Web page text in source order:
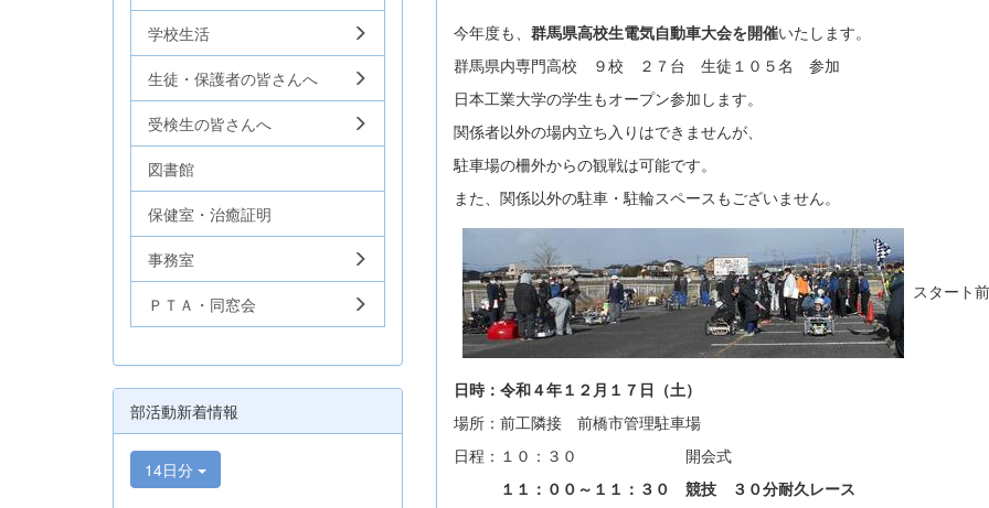
今年度も、 群馬県高校生電気自動車大会を開催いたします。
群馬県内専門高校 ９校 ２７台 生徒１０５名 参加
日本工業大学の学生もオープン参加します。
関係者以外の場内立ち入りはできませんが、
駐車場の柵外からの観戦は可能です。
また、関係以外の駐車・駐輪スペースもございません。
スタート
日時：令和４年１２月１７日（土）
場所：前工隣接 前橋市管理駐車場
日程：１０：３０ 開会式
１１：００～１１：３０ 競技 ３０分耐久レース
学校生活
生徒・保護者の皆さんへ
受検生の皆さんへ
図書館
保健室・治癒証明
事務室
ＰＴＡ・同窓会
部活動新着情報
14日分